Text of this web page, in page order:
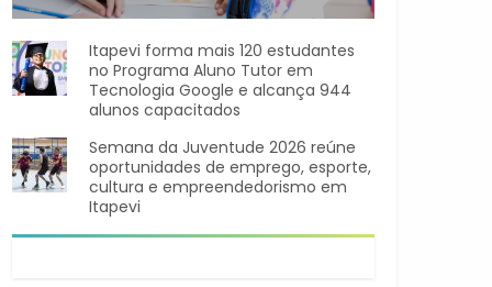
A rede municipal de ensino
Itapevi forma mais 120 estudantes
no Programa Aluno Tutor em
Tecnologia Google e alcança 944
alunos capacitados
Semana da Juventude 2026 reúne
oportunidades de emprego, esporte,
cultura e empreendedorismo em
Itapevi